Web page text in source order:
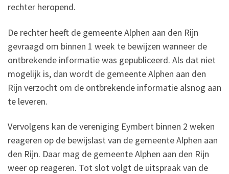
rechter heropend.
De rechter heeft de gemeente Alphen aan den Rijn
gevraagd om binnen 1 week te bewijzen wanneer de
ontbrekende informatie was gepubliceerd. Als dat niet
mogelijk is, dan wordt de gemeente Alphen aan den
Rijn verzocht om de ontbrekende informatie alsnog aan
te leveren.
Vervolgens kan de vereniging Eymbert binnen 2 weken
reageren op de bewijslast van de gemeente Alphen aan
den Rijn. Daar mag de gemeente Alphen aan den Rijn
weer op reageren. Tot slot volgt de uitspraak van de